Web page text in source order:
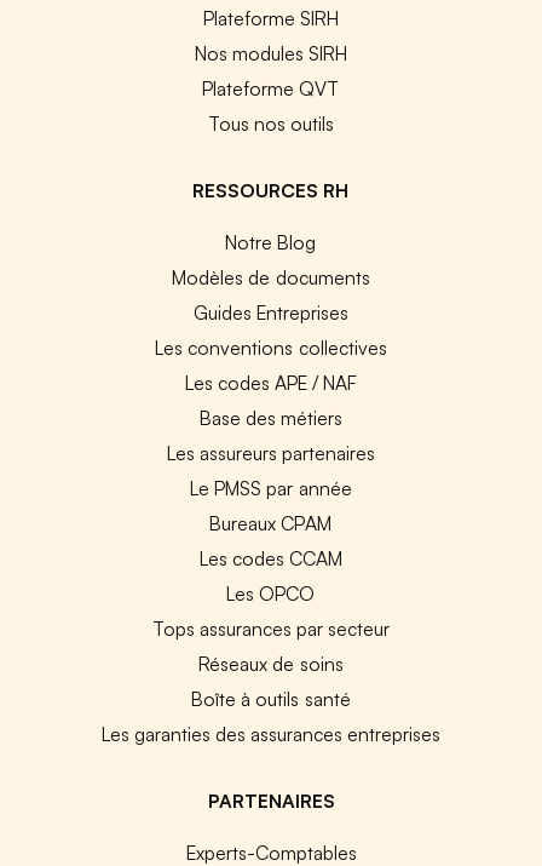
Plateforme SIRH
Nos modules SIRH
Plateforme QVT
Tous nos outils
RESSOURCES RH
Notre Blog
Modèles de documents
Guides Entreprises
Les conventions collectives
Les codes APE / NAF
Base des métiers
Les assureurs partenaires
Le PMSS par année
Bureaux CPAM
Les codes CCAM
Les OPCO
Tops assurances par secteur
Réseaux de soins
Boîte à outils santé
Les garanties des assurances entreprises
PARTENAIRES
Experts-Comptables